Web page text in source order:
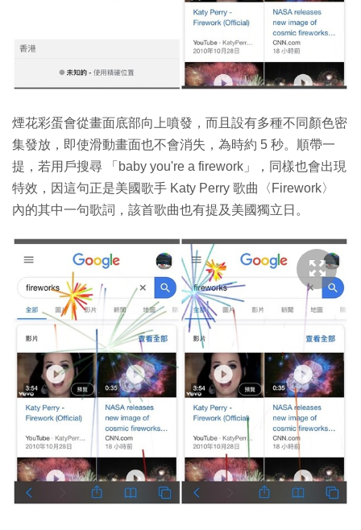
煙花彩蛋會從畫面底部向上噴發，而且設有多種不同顏色密
集發放，即使滑動畫面也不會消失，為時約 5 秒。順帶一
提，若用戶搜尋 「baby you're a firework」，同樣也會出現
特效，因這句正是美國歌手 Katy Perry 歌曲〈Firework〉
內的其中一句歌詞，該首歌曲也有提及美國獨立日。